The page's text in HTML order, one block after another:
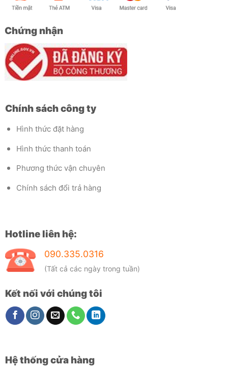
Chứng nhận
Chính sách công ty
Hình thức đặt hàng
Hình thức thanh toán
Phương thức vận chuyên
Chính sách đổi trả hàng
Hotline liên hệ:
090.335.0316
(Tất cả các ngày trong tuần)
Kết nối với chúng tôi
Hệ thống cửa hàng